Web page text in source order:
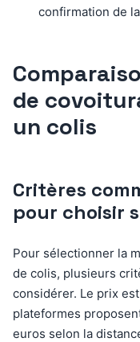
confirmation de
de
un colis
Critères
pour choisir
Pour sélectionner la
de colis, plusieurs
considérer. Le prix
plateformes
euros selon la